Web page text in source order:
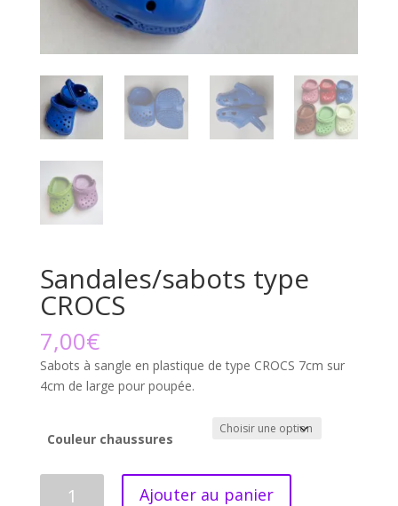
Sandales/sabots type
CROCS
7,00€
Sabots à sangle en plastique de type CROCS 7cm sur
4cm de large pour poupée.
Couleur chaussures
Ajouter au panier